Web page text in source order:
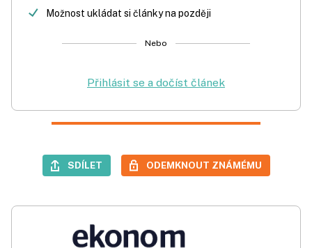
Možnost ukládat si články na později
Nebo
Přihlásit se a dočíst článek
SDÍLET ODEMKNOUT ZNÁMÉMU